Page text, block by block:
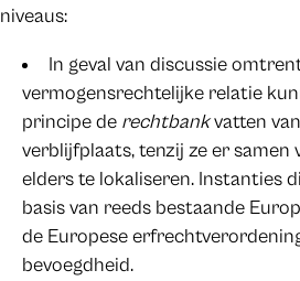
niveaus:
In geval van discussie
vermogensrechtelijke relatie
principe de rechtbankvatten
verblijfplaats, tenzij ze er samen
elders te lokaliseren. Instanties
basis van reeds bestaande
de Europese
bevoegdheid.